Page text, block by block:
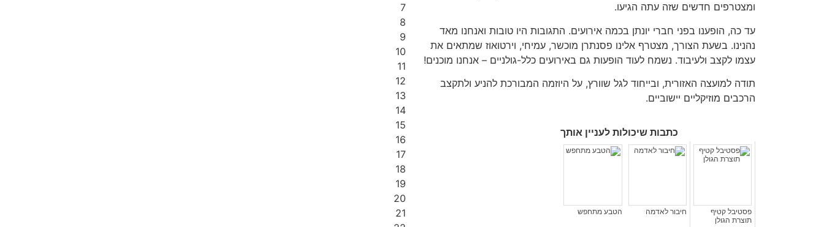
ומצטרפים חדשים שזה עתה הגיעו.
עד כה, הופענו בפני חברי יונתן בכמה אירועים. התגובות היו טובות ואנחנו מאד
נהנינו. בשעת הצורך, מצטרף אלינו פסנתרן מוכשר, עמיחי, וירטואוז שמתאים את
עצמו לקצב ולעיבוד. נשמח לעוד הופעות גם באירועים כלל-גולניים – אנחנו מוכנים!
תודה למועצה האזורית, ובייחוד לגל שוורץ, על היוזמה המבורכת להניע ולתקצב
הרכבים מוזיקליים יישוביים.
כתבות שיכולות לעניין אותך
פסטיבל קטיף
תוצרת הגולן
חיבור לאדמה הטבע מתחפש
7
8
9
10
11
12
13
14
15
16
17
18
19
20
21